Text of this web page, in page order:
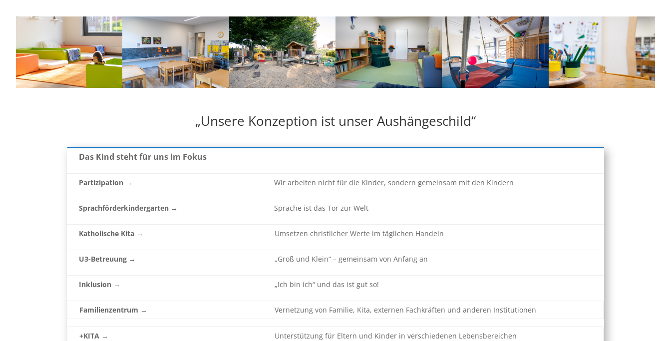
„Unsere Konzeption ist unser Aushängeschild“
Das Kind steht für uns im Fokus
Partizipation → Wir arbeiten nicht für die Kinder, sondern gemeinsam mit den Kindern
Sprachförderkindergarten → Sprache ist das Tor zur Welt
Katholische Kita → Umsetzen christlicher Werte im täglichen Handeln
U3-Betreuung → „Groß und Klein“ – gemeinsam von Anfang an
Inklusion → „Ich bin ich“ und das ist gut so!
Familienzentrum → Vernetzung von Familie, Kita, externen Fachkräften und anderen Institutionen
+KITA → Unterstützung für Eltern und Kinder in verschiedenen Lebensbereichen